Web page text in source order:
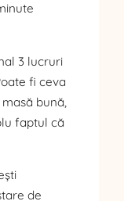
3 lucruri
fi ceva
bună,
faptul că
de